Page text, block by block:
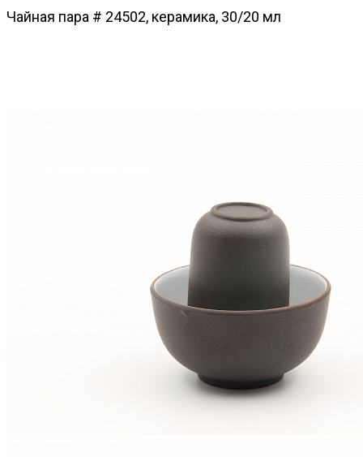
Чайная пара # 24502, керамика, 30/20 мл